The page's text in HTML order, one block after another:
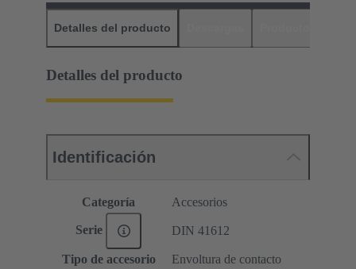
Detalles del producto
Detalles del producto
Identificación
Categoría Accesorios
Serie DIN 41612
Tipo de accesorio Envoltura de contacto